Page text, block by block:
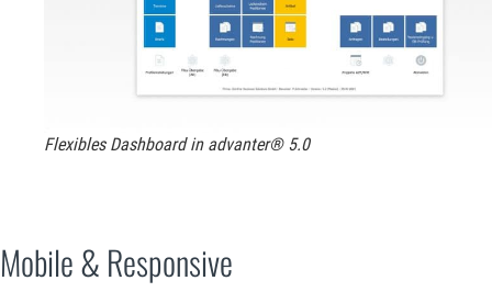
Flexibles Dashboard in advanter® 5.0
Mobile & Responsive